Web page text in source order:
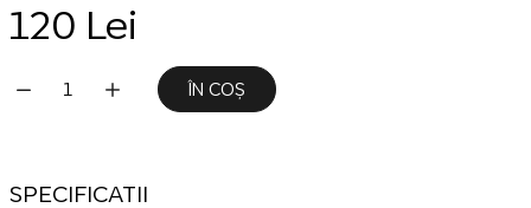
120 Lei
ÎN COȘ
SPECIFICATII